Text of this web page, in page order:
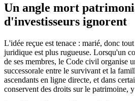
Un angle mort
d'investisseurs ignorent
L'idée reçue est tenace : marié, donc
juridique est plus rugueuse. Lorsqu'un
de ses membres, le Code civil organise
successorale entre le survivant et la
ascendants en ligne directe, et dans
conservent des droits sur le patrimoine,